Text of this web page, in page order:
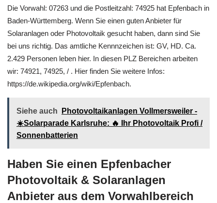
Die Vorwahl: 07263 und die Postleitzahl: 74925 hat Epfenbach in
Baden-Württemberg. Wenn Sie einen guten Anbieter für
Solaranlagen oder Photovoltaik gesucht haben, dann sind Sie
bei uns richtig. Das amtliche Kennnzeichen ist: GV, HD. Ca.
2.429 Personen leben hier. In diesen PLZ Bereichen arbeiten
wir: 74921, 74925, / . Hier finden Sie weitere Infos:
https://de.wikipedia.org/wiki/Epfenbach.
Siehe auch
Photovoltaikanlagen Vollmersweiler -
☀️Solarparade Karlsruhe: 🔥 Ihr Photovoltaik Profi /
Sonnenbatterien
Haben Sie einen Epfenbacher
Photovoltaik & Solaranlagen
Anbieter aus dem Vorwahlbereich